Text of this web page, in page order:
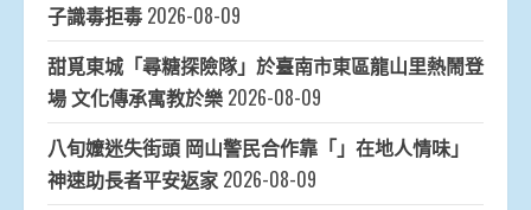
子識毒拒毒 2026-08-09
甜覓東城「尋糖探險隊」於臺南市東區龍山里熱鬧登
場 文化傳承寓教於樂 2026-08-09
八旬嬤迷失街頭 岡山警民合作靠「」在地人情味」
神速助長者平安返家 2026-08-09